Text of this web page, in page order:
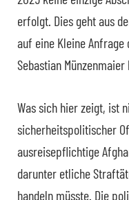
erfolgt. Dies geht aus
auf eine Kleine Anfrage
Sebastian
Was sich hier zeigt, ist
sicherheitspolitischer
ausreisepflichtige
darunter etliche
handeln müsste. Die